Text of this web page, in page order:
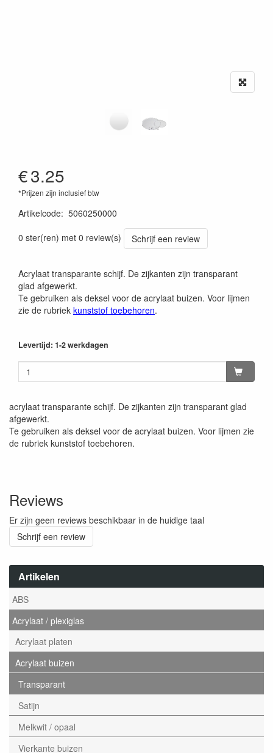
Artikelen
ABS
Acrylaat / plexiglas
Acrylaat platen
Acrylaat buizen
Transparant
Satijn
Melkwit / opaal
Vierkante buizen
€3.25
*Prijzen zijn inclusief btw
Artikelcode: 5060250000
0 ster(ren) met 0 review(s)
Schrijf een review
Acrylaat transparante schijf. De zijkanten zijn transparant
glad afgewerkt.
Te gebruiken als deksel voor de acrylaat buizen. Voor lijmen
zie de rubriek kunststof toebehoren.
Levertijd: 1-2 werkdagen
acrylaat transparante schijf. De zijkanten zijn transparant glad
afgewerkt.
Te gebruiken als deksel voor de acrylaat buizen. Voor lijmen zie
de rubriek kunststof toebehoren.
Reviews
Er zijn geen reviews beschikbaar in de huidige taal
Schrijf een review